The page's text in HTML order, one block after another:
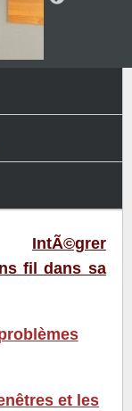
IntÃ©grer
fil dans sa
et les